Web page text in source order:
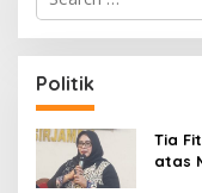
r
c
h
f
o
:
Politik
Tia
atas